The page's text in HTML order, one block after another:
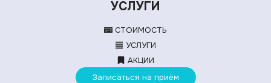
УСЛУГИ
СТОИМОСТЬ
УСЛУГИ
АКЦИИ
Записаться на приём